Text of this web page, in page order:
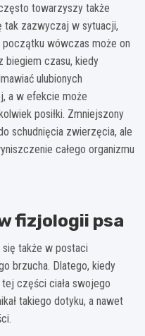
towarzyszy także
tak zazwyczaj w sytuacji,
początku wówczas może on
biegiem czasu, kiedy
ulubionych
a w efekcie może
posiłki. Zmniejszony
schudnięcia zwierzęcia, ale
całego organizmu
fizjologii psa
także w postaci
brzucha. Dlatego, kiedy
części ciała swojego
takiego dotyku, a nawet